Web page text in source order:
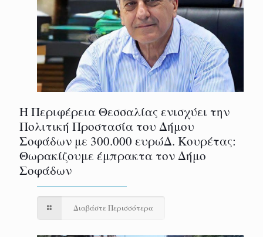
Η Περιφέρεια Θεσσαλίας ενισχύει την
Πολιτική Προστασία του Δήμου
Σοφάδων με 300.000 ευρώΔ. Κουρέτας:
Θωρακίζουμε έμπρακτα τον Δήμο
Σοφάδων
Διαβάστε Περισσότερα